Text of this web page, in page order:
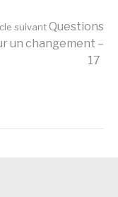
suivantQuestions
un changement –
17